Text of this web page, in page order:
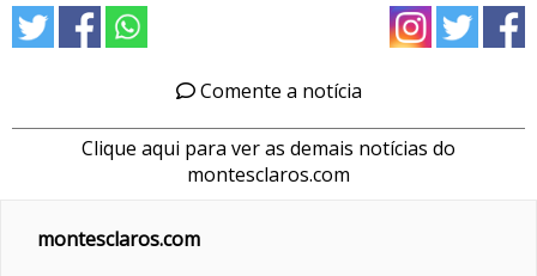
Comente a notícia
Clique aqui para ver as demais notícias do
montesclaros.com
montesclaros.com